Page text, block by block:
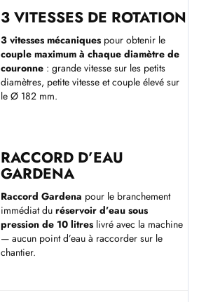
3 VITESSES DE ROTATION
3 vitesses mécaniquespour obtenir le
couple maximum à chaque diamètre de
couronne: grande vitesse sur les petits
diamètres, petite vitesse et couple élevé sur
le Ø 182 mm.
RACCORD D’EAU
GARDENA
Raccord Gardena pour le branchement
immédiat du réservoir d’eau sous
pression de 10 litreslivré avec la machine
— aucun point d’eau à raccorder sur le
chantier.